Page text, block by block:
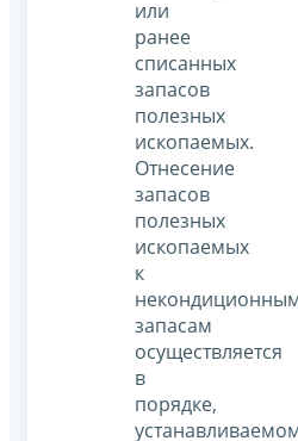
или
ранее
списанных
запасов
полезных
ископаемых.
Отнесение
запасов
полезных
ископаемых
к
запасам
осуществляется
в
порядке,